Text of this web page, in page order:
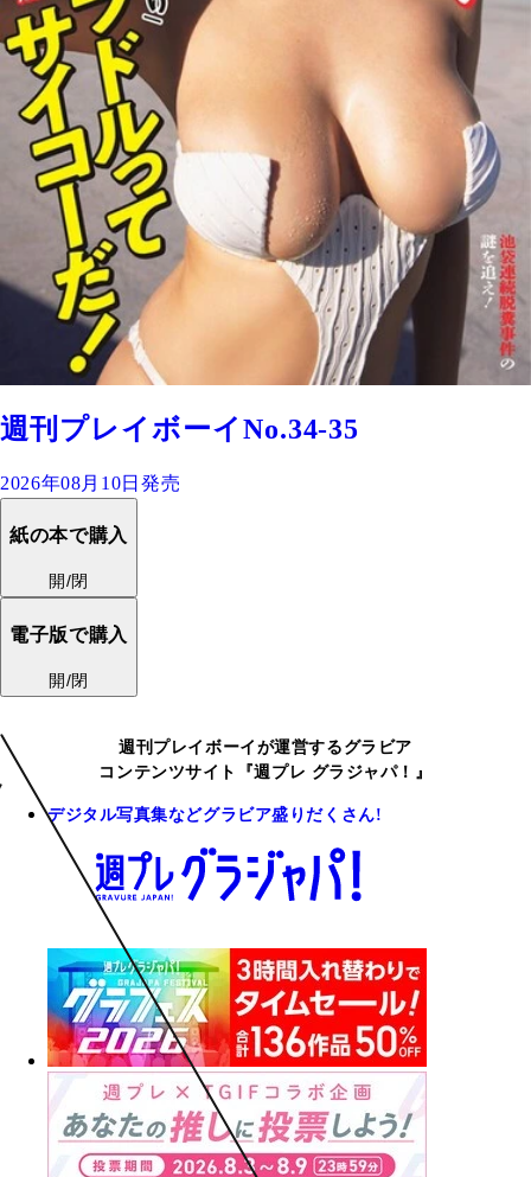
週刊プレイボーイNo.34-35
2026年08月10日発売
紙の本で購入
開/閉
電子版で購入
開/閉
週刊プレイボーイが運営するグラビア
コンテンツサイト『週プレ グラジャパ！』
デジタル写真集などグラビア盛りだくさん!